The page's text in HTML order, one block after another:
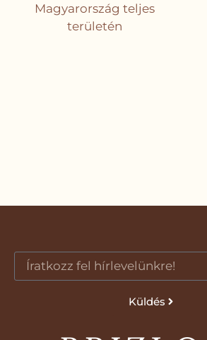
Magyarország teljes
területén
Küldés